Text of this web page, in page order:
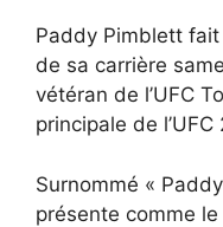
Paddy Pimblett
de sa carrière
vétéran de l’UFC
principale de l’UFC
Surnommé «
présente comme